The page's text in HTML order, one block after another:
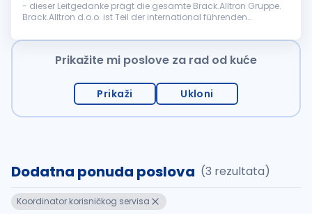
- dieser Leitgedanke prägt die gesamte Brack.Alltron Gruppe.
Brack.Alltron d.o.o. ist Teil der international führenden
Commerce- und Distri...
Prikažite mi poslove za rad od kuće
Prikaži Ukloni
Dodatna ponuda poslova (3 rezultata)
Koordinator korisničkog servisa